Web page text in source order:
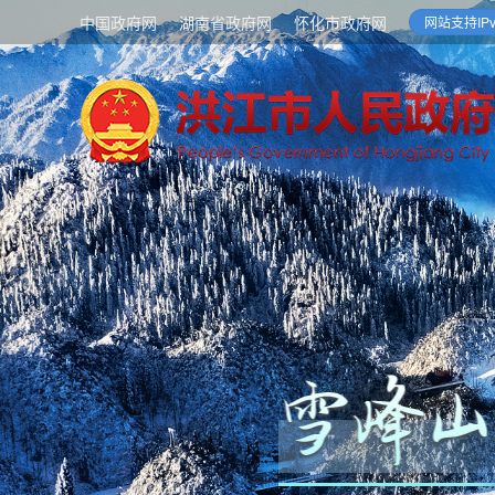
中国政府网 湖南省政府网 怀化市政府网 网站支持